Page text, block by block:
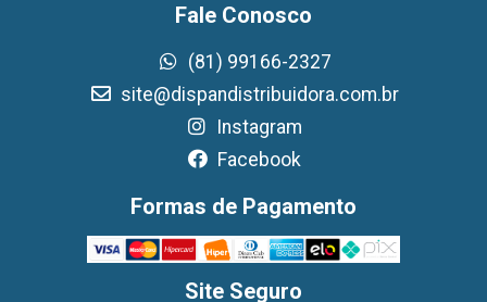
Fale Conosco
(81) 99166-2327
site@dispandistribuidora.com.br
Instagram
Facebook
Formas de Pagamento
Site Seguro